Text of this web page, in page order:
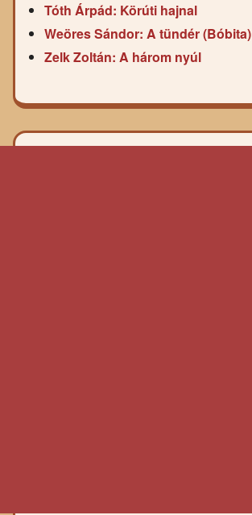
Tóth Árpád: Körúti hajnal
Weöres Sándor: A tündér (Bóbita)
Zelk Zoltán: A három nyúl